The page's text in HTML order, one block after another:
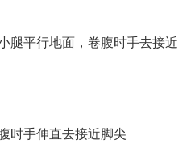
腿平行地面，卷腹时手去接近
时手伸直去接近脚尖